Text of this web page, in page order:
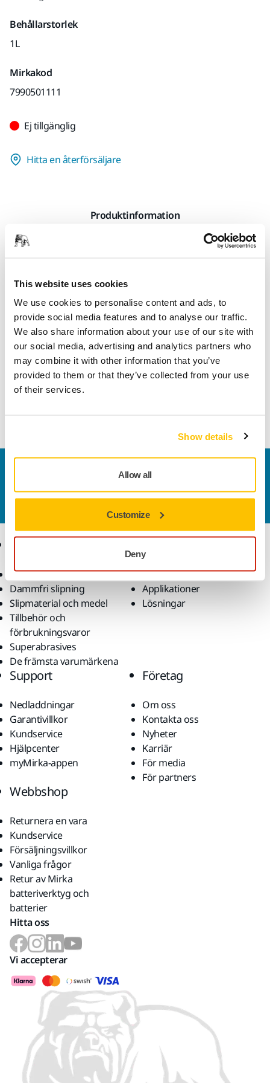
This website uses cookies
We use cookies to personalise content and ads, to
provide social media features and to analyse our traffic.
We also share information about your use of our site with
our social media, advertising and analytics partners who
may combine it with other information that you’ve
provided to them or that they’ve collected from your use
of their services.
Show details
Allow all
Customize
Deny
Behållarstorlek
1L
Mirkakod
7990501111
Ej tillgänglig
Hitta en återförsäljare
Produktinformation
Mycket fin slipmassa för permanent borttagning av repor
från kemiskt förstärkt glas. Vattenburet och silikonfritt.
Remint™ är en unik lösning som möjliggör permanent
borttagning av repor från kemiskt förstärkt glas (dvs glas
som används i elektronikskärmar som mobiltelefoner,
surfplattor, smarta klockor, etc.). Remint™-
kundservice gärna dina frågor.
Maskiner
Dammfri slipning
Slipmaterial och medel
Tillbehör och
förbrukningsvaror
Superabrasives
De främsta varumärkena
Branscher
Applikationer
Lösningar
Support
Nedladdningar
Garantivillkor
Kundservice
Hjälpcenter
myMirka-appen
Företag
Om oss
Kontakta oss
Nyheter
Karriär
För media
För partners
Webbshop
Returnera en vara
Kundservice
Försäljningsvillkor
Vanliga frågor
Retur av Mirka
batteriverktyg och
batterier
Hitta oss
Vi accepterar